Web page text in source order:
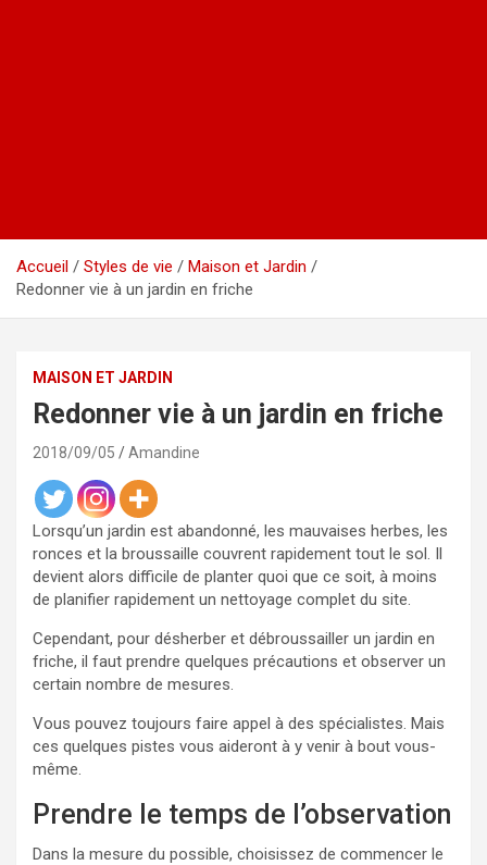
Accueil Styles de vie
Maison et Jardin
Redonner vie à un jardin en friche
MAISON ET JARDIN
Redonner vie à un jardin en friche
2018/09/05 Amandine
Lorsqu’un jardin est abandonné, les mauvaises herbes, les
ronces et la broussaille couvrent rapidement tout le sol. Il
devient alors difficile de planter quoi que ce soit, à moins
de planifier rapidement un nettoyage complet du site.
Cependant, pour désherber et débroussailler un jardin en
friche, il faut prendre quelques précautions et observer un
certain nombre de mesures.
Vous pouvez toujours faire appel à des spécialistes. Mais
ces quelques pistes vous aideront à y venir à bout vous-
même.
Prendre le temps de l’observation
Dans la mesure du possible, choisissez de commencer le